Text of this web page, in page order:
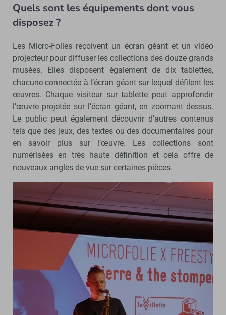
Quels sont les équipements dont vous
disposez ?
Les Micro-Folies reçoivent un écran géant et un vidéo
projecteur pour diffuser les collections des douze grands
musées. Elles disposent également de dix tablettes,
chacune connectée à l’écran géant sur lequel défilent les
œuvres. Chaque visiteur sur tablette peut approfondir
l’œuvre projetée sur l’écran géant, en zoomant dessus.
Le public peut également découvrir d’autres contenus
tels que des jeux, des textes ou des documentaires pour
en savoir plus sur l’œuvre. Les collections sont
numérisées en très haute définition et cela offre de
nouveaux angles de vue sur certaines pièces.